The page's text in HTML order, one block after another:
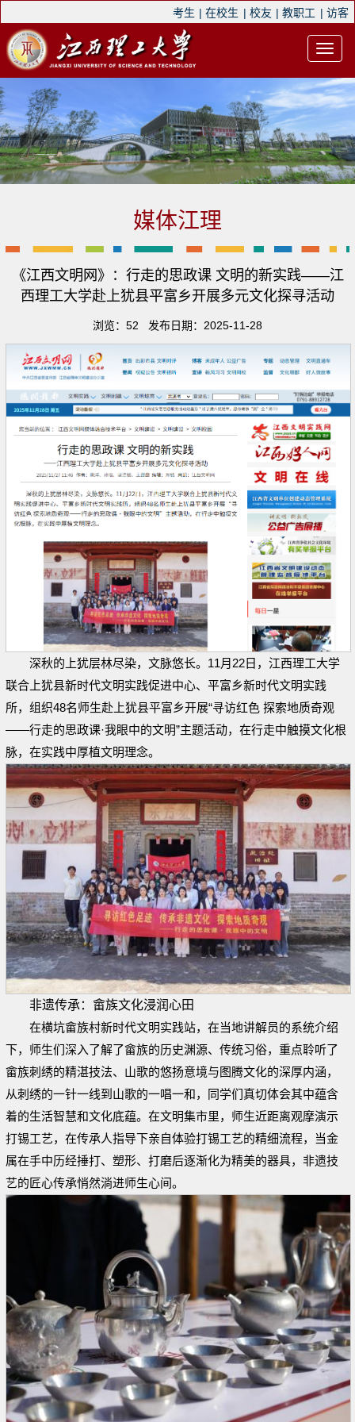
考生 | 在校生 | 校友 | 教职工 | 访客
媒体江理
《江西文明网》：行走的思政课 文明的新实践——江
西理工大学赴上犹县平富乡开展多元文化探寻活动
浏览： 52 发布日期：2025-11-28
深秋的上犹层林尽染，文脉悠长。11月22日，江西理工大学
联合上犹县新时代文明实践促进中心、平富乡新时代文明实践
所，组织48名师生赴上犹县平富乡开展“寻访红色 探索地质奇观
——行走的思政课·我眼中的文明”主题活动，在行走中触摸文化根
脉，在实践中厚植文明理念。
非遗传承：畲族文化浸润心田
在横坑畲族村新时代文明实践站，在当地讲解员的系统介绍
下，师生们深入了解了畲族的历史渊源、传统习俗，重点聆听了
畲族刺绣的精湛技法、山歌的悠扬意境与图腾文化的深厚内涵，
从刺绣的一针一线到山歌的一唱一和，同学们真切体会其中蕴含
着的生活智慧和文化底蕴。在文明集市里，师生近距离观摩演示
打锡工艺，在传承人指导下亲自体验打锡工艺的精细流程，当金
属在手中历经捶打、塑形、打磨后逐渐化为精美的器具，非遗技
艺的匠心传承悄然淌进师生心间。